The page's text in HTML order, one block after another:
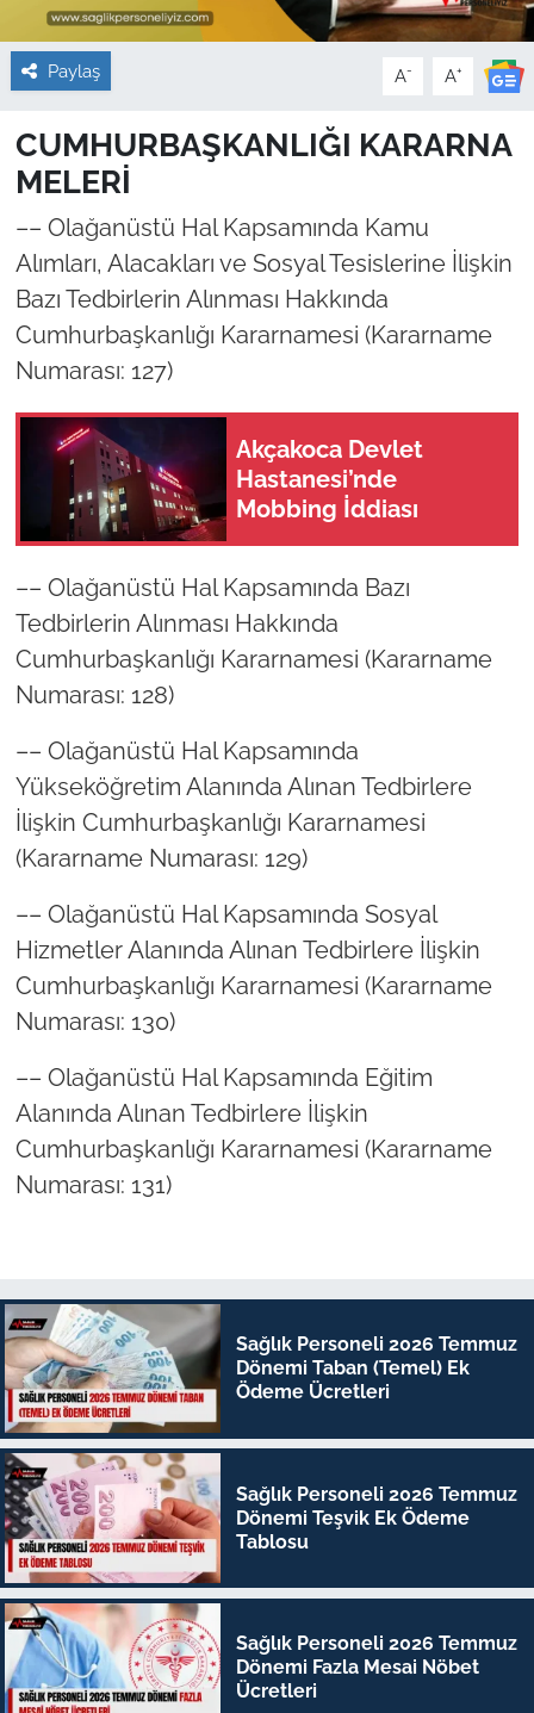
Paylaş A- A+
CUMHURBAŞKANLIĞI KARARNA
MELERİ
–– Olağanüstü Hal Kapsamında Kamu
Alımları, Alacakları ve Sosyal Tesislerine İlişkin
Bazı Tedbirlerin Alınması Hakkında
Cumhurbaşkanlığı Kararnamesi (Kararname
Numarası: 127)
Akçakoca Devlet
Hastanesi’nde
Mobbing İddiası
–– Olağanüstü Hal Kapsamında Bazı
Tedbirlerin Alınması Hakkında
Cumhurbaşkanlığı Kararnamesi (Kararname
Numarası: 128)
–– Olağanüstü Hal Kapsamında
Yükseköğretim Alanında Alınan Tedbirlere
İlişkin Cumhurbaşkanlığı Kararnamesi
(Kararname Numarası: 129)
–– Olağanüstü Hal Kapsamında Sosyal
Hizmetler Alanında Alınan Tedbirlere İlişkin
Cumhurbaşkanlığı Kararnamesi (Kararname
Numarası: 130)
–– Olağanüstü Hal Kapsamında Eğitim
Alanında Alınan Tedbirlere İlişkin
Cumhurbaşkanlığı Kararnamesi (Kararname
Numarası: 131)
Sağlık Personeli 2026 Temmuz
Dönemi Taban (Temel) Ek
Ödeme Ücretleri
Sağlık Personeli 2026 Temmuz
Dönemi Teşvik Ek Ödeme
Tablosu
Sağlık Personeli 2026 Temmuz
Dönemi Fazla Mesai Nöbet
Ücretleri